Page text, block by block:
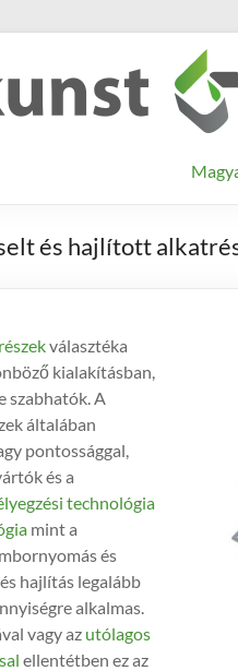
és hajlított
választéka
kialakításban,
szabhatók. A
általában
pontossággal,
és a
technológia
mint a
és
hajlítás legalább
alkalmas.
vagy az utólagos
ellentétben ez az